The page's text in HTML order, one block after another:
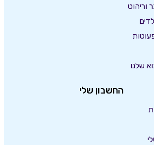
וריהוט
שלנו
החשבון שלי